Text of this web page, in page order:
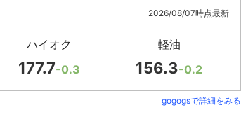
2026/08/07時点最新
ハイオク
177.7-0.3
軽油
156.3-0.2
gogogsで詳細をみる